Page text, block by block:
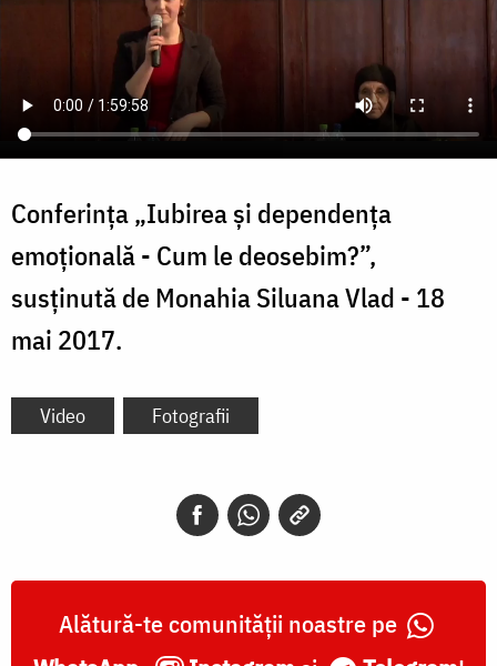
Conferința „Iubirea și dependența
emoțională - Cum le deosebim?”,
susținută de Monahia Siluana Vlad - 18
mai 2017.
Video Fotografii
Alătură-te comunității noastre pe